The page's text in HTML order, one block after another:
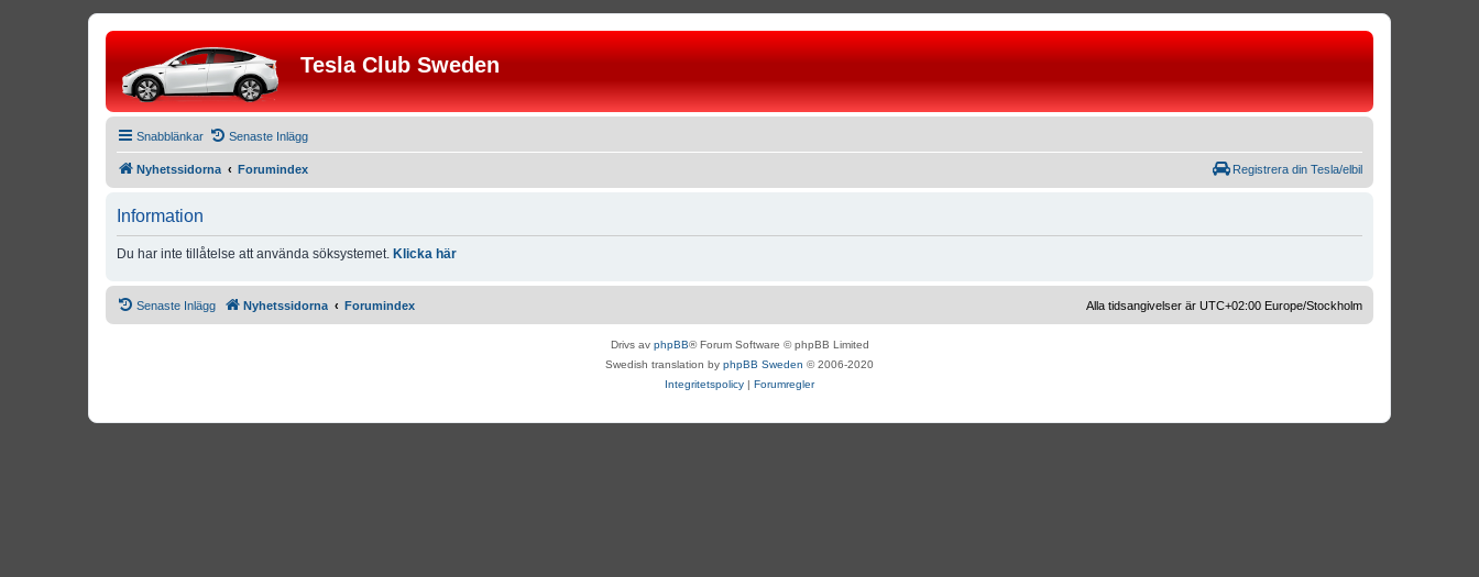
Tesla Club Sweden
Snabblänkar Senaste Inlägg
Nyhetssidorna Forumindex Registrera din Tesla/elbil
Information
Du har inte tillåtelse att använda söksystemet. Klicka här
Senaste Inlägg Nyhetssidorna Forumindex Alla tidsangivelser är UTC+02:00 Europe/Stockholm
Drivs av phpBB® Forum Software © phpBB Limited
Swedish translation by phpBB Sweden © 2006-2020
Integritetspolicy | Forumregler